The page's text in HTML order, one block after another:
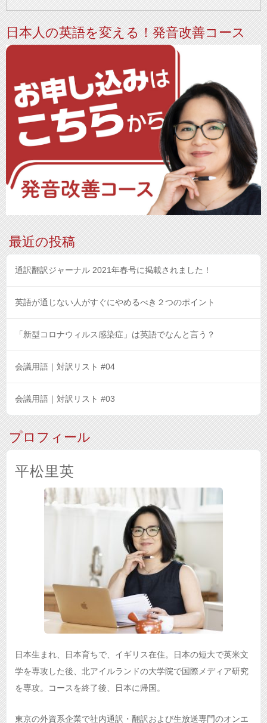
日本人の英語を変える！発音改善コース
最近の投稿
通訳翻訳ジャーナル 2021年春号に掲載されました！
英語が通じない人がすぐにやめるべき２つのポイント
「新型コロナウィルス感染症」は英語でなんと言う？
会議用語｜対訳リスト #04
会議用語｜対訳リスト #03
プロフィール
平松里英
日本生まれ、日本育ちで、イギリス在住。日本の短大で英米文
学を専攻した後、北アイルランドの大学院で国際メディア研究
を専攻。コースを終了後、日本に帰国。
東京の外資系企業で社内通訳・翻訳および生放送専門のオンエ